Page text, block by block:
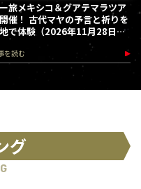
旅メキシコ＆グアテマラツア
催！ 古代マヤの予言と祈りを
で体験（2026年11月28日～
月5日）
を読む
グ